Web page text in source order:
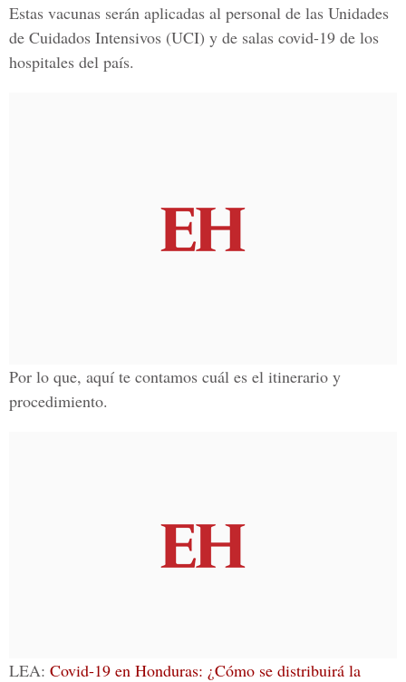
Estas vacunas serán aplicadas al personal de las Unidades
de Cuidados Intensivos (UCI) y de salas covid-19 de los
hospitales del país.
Por lo que, aquí te contamos cuál es el itinerario y
procedimiento.
LEA: Covid-19 en Honduras: ¿Cómo se distribuirá la